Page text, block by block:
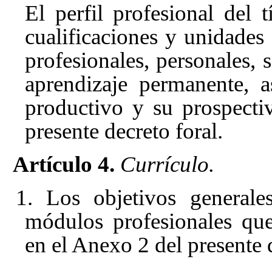
El perfil profesional del
cualificaciones y
profesionales, personales,
aprendizaje
productivo y su
presente decreto foral.
Artículo 4. Currículo.
1. Los objetivos
módulos profesionales
en el Anexo 2 del presente